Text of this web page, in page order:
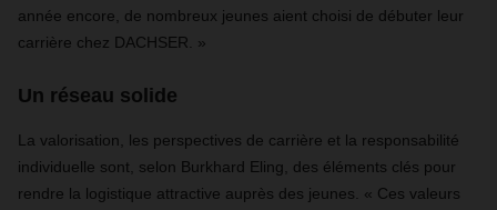
année encore, de nombreux jeunes aient choisi de débuter leur
carrière chez DACHSER. »
Un réseau solide
La valorisation, les perspectives de carrière et la responsabilité
individuelle sont, selon Burkhard Eling, des éléments clés pour
rendre la logistique attractive auprès des jeunes. « Ces valeurs